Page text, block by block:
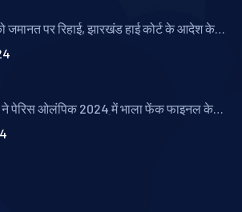
जमानत पर रिहाई, झारखंड हाई कोर्ट के आदेश के
ने पेरिस ओलंपिक 2024 में भाला फेंक फाइनल के